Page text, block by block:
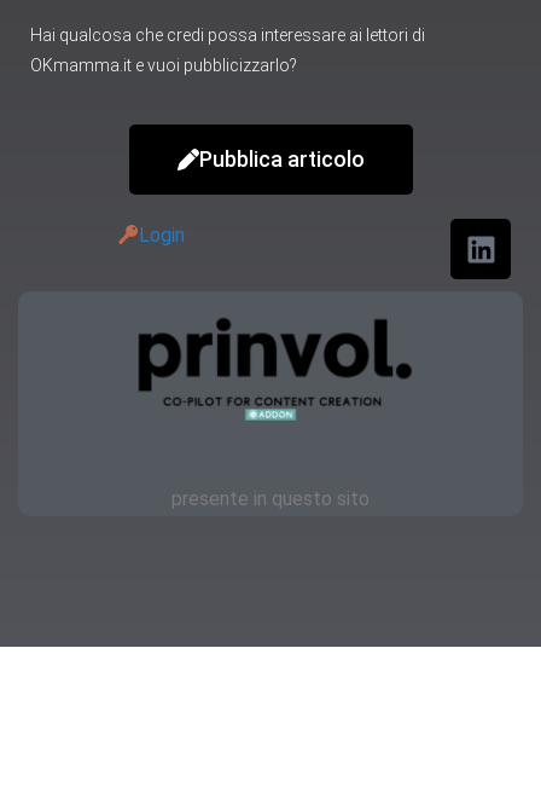
Hai qualcosa che credi possa interessare ai lettori di
OKmamma.it e vuoi pubblicizzarlo?
Pubblica articolo
Login
presente in questo sito